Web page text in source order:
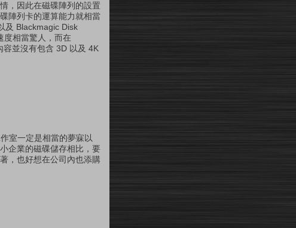
，因此在磁碟陣列的設置
陣列卡的運算能力就相當
及 Blackmagic Disk
度相當驚人，而在
容並沒有包含 3D 以及 4K
室一定是相當的夢寐以
企業的磁碟儲存相比，要
，也好想在公司內也添購